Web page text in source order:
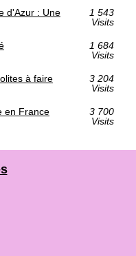
d'Azur : Une
1 543
Visits
1 684
Visits
à faire
3 204
Visits
en France
3 700
Visits